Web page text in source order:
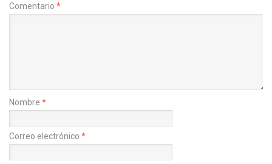
Comentario *
Nombre *
Correo electrónico *